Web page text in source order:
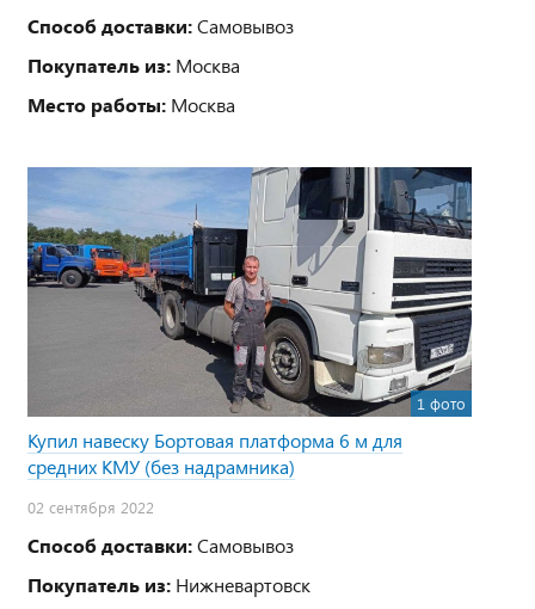
Способ доставки:Самовывоз
Покупатель из: Москва
Место работы: Москва
1 фото
Купил навеску Бортовая платформа 6 м для
средних КМУ (без надрамника)
02 сентября 2022
Способ доставки:Самовывоз
Покупатель из: Нижневартовск